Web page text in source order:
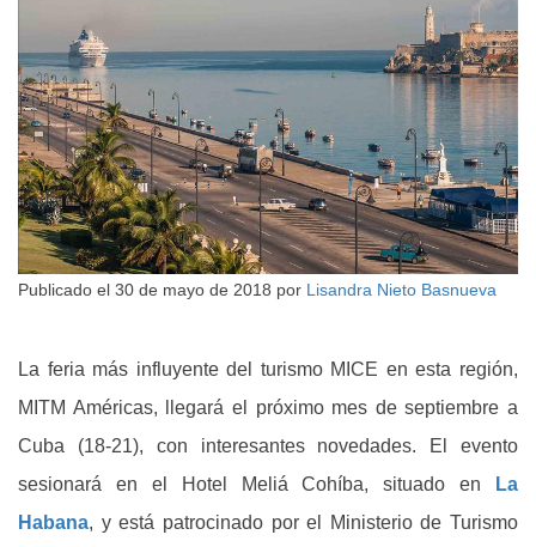
Publicado el 30 de mayo de 2018 por Lisandra Nieto Basnueva
La feria más influyente del turismo MICE en esta región,
MITM Américas, llegará el próximo mes de septiembre a
Cuba (18-21), con interesantes novedades. El evento
sesionará en el Hotel Meliá Cohíba, situado en
La
Habana, y está patrocinado por el Ministerio de Turismo